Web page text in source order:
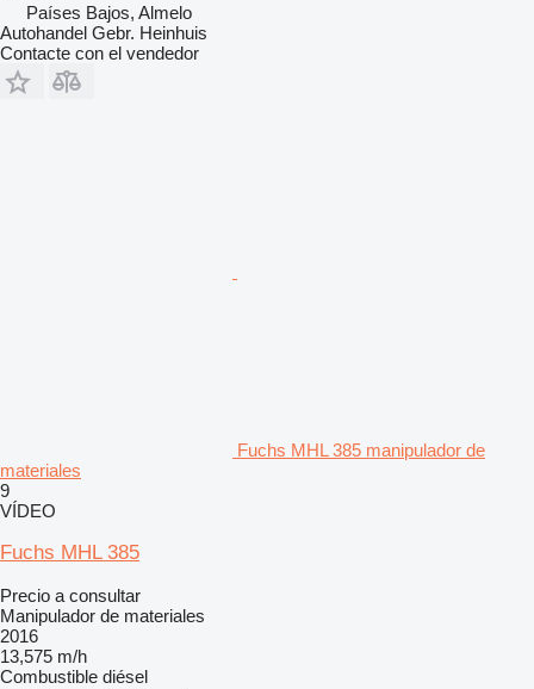
Países Bajos, Almelo
Autohandel Gebr. Heinhuis
Contacte con el vendedor
Fuchs MHL 385 manipulador de
materiales
9
VÍDEO
Fuchs MHL 385
Precio a consultar
Manipulador de materiales
2016
13,575 m/h
Combustible diésel